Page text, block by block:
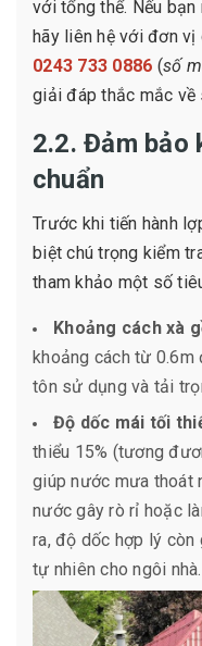
với tổng thể. Nếu
hãy liên hệ với đơn
0243 733 0886 (số
giải đáp thắc mắc về
2.2. Đảm bảo
chuẩn
Trước khi tiến hành
biệt chú trọng kiểm
tham khảo một số
Khoảng cách xà
khoảng cách từ 0.6m
tôn sử dụng và tải
Độ dốc mái tối
thiểu 15% (tương
giúp nước mưa thoát
nước gây rò rỉ hoặc
ra, độ dốc hợp lý còn
tự nhiên cho ngôi nhà.